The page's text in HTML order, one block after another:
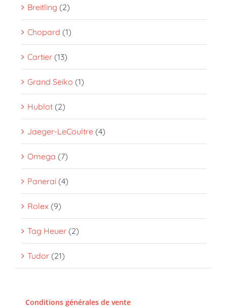
Breitling (2)
Chopard (1)
Cartier (13)
Grand Seiko (1)
Hublot (2)
Jaeger-LeCoultre (4)
Omega (7)
Panerai (4)
Rolex (9)
Tag Heuer (2)
Tudor (21)
Conditions générales de vente